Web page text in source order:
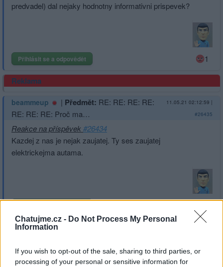
Chatujme.cz - Do Not Process My Personal
Information
If you wish to opt-out of the sale, sharing to third parties, or
processing of your personal or sensitive information for
predvadel) dal nejaky hodnotny informativni prispevek?
Přihlásit se a odpovědět 1
Reklama
beammeup | Předmět: RE: RE: RE: RE:
RE: RE: RE: Proč ma…
11.05.21 02:12:59 |
#26435
Reakce na příspěvek#26434
Kazdej z nas je nejak zaujatej. Ty ses zaujatej
elektrickejma autama.
RE: Proč ma TADY…
Reakce na příspěvek#26432